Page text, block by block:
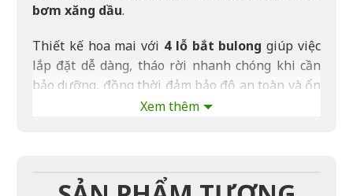
bơm xăng dầu.
Thiết kế hoa mai với 4 lỗ bắt bulong giúp việc
lắp đặt dễ dàng, tháo rời nhanh chóng khi cần
bảo dưỡng, đồng thời đảm bảo độ an toàn và ổn
định cho toàn bộ hệ thống.
Xem thêm